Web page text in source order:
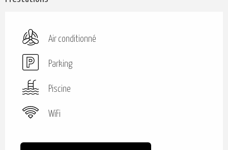
Air conditionné
Parking
Piscine
WiFi